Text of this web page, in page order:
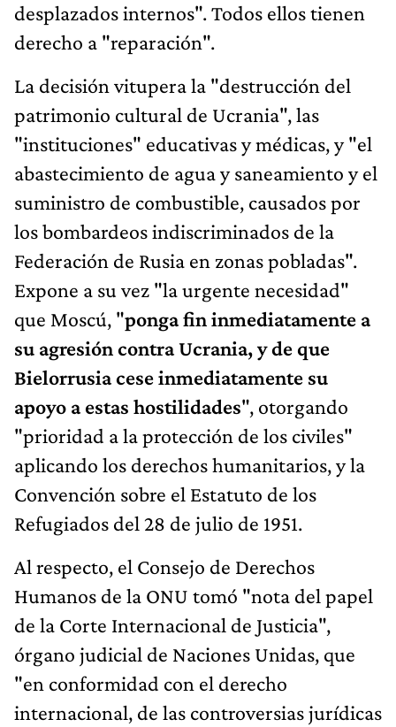
desplazados internos". Todos ellos tienen
derecho a "reparación".
La decisión vitupera la "destrucción del
patrimonio cultural de Ucrania", las
"instituciones" educativas y médicas, y "el
abastecimiento de agua y saneamiento y el
suministro de combustible, causados por
los bombardeos indiscriminados de la
Federación de Rusia en zonas pobladas".
Expone a su vez "la urgente necesidad"
que Moscú, "ponga fin inmediatamente a
su agresión contra Ucrania, y de que
Bielorrusia cese inmediatamente su
apoyo a estas hostilidades", otorgando
"prioridad a la protección de los civiles"
aplicando los derechos humanitarios, y la
Convención sobre el Estatuto de los
Refugiados del 28 de julio de 1951.
Al respecto, el Consejo de Derechos
Humanos de la ONU tomó "nota del papel
de la Corte Internacional de Justicia",
órgano judicial de Naciones Unidas, que
"en conformidad con el derecho
internacional, de las controversias jurídicas